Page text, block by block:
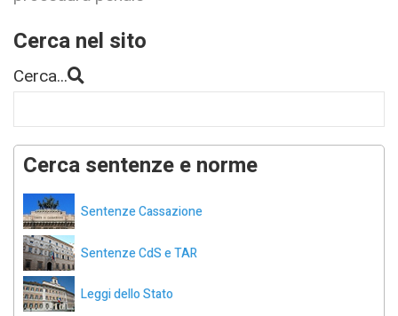
Cerca nel sito
Cerca...
Cerca sentenze e norme
Sentenze Cassazione
Sentenze CdS e TAR
Leggi dello Stato